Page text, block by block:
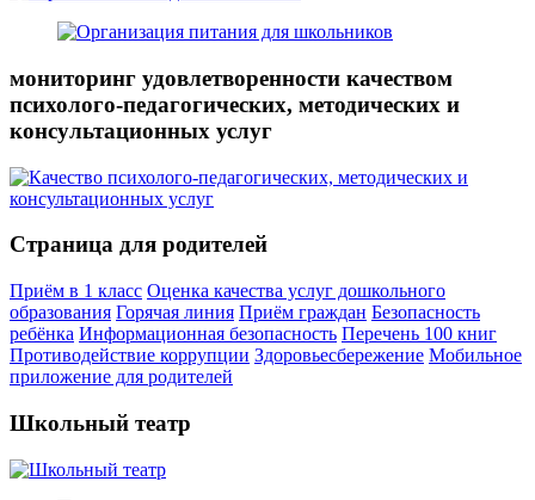
мониторинг удовлетворенности качеством
психолого-педагогических, методических и
консультационных услуг
Страница для родителей
Приём в 1 класс Оценка качества услуг дошкольного
образования Горячая линия Приём граждан Безопасность
ребёнка Информационная безопасность Перечень 100 книг
Противодействие коррупции Здоровьесбережение Мобильное
приложение для родителей
Школьный театр